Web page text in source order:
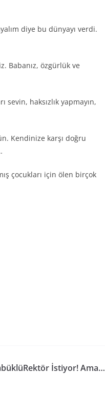
diye bu dünyayı verdi.
Babanız, özgürlük ve
haksızlık yapmayın,
Kendinize karşı doğru
çocukları için ölen birçok
İstiyor! Ama…